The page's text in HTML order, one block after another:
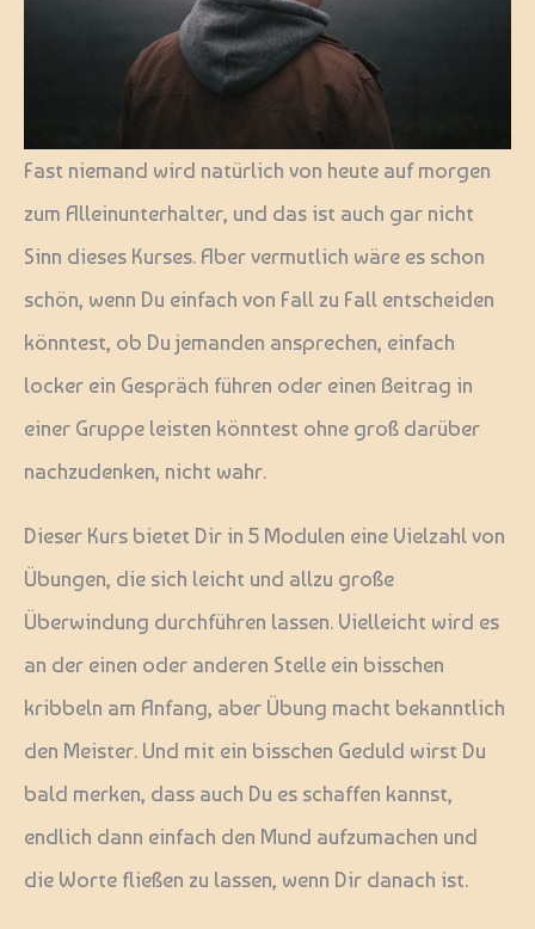
Fast niemand wird natürlich von heute auf morgen
zum Alleinunterhalter, und das ist auch gar nicht
Sinn dieses Kurses. Aber vermutlich wäre es schon
schön, wenn Du einfach von Fall zu Fall entscheiden
könntest, ob Du jemanden ansprechen, einfach
locker ein Gespräch führen oder einen Beitrag in
einer Gruppe leisten könntest ohne groß darüber
nachzudenken, nicht wahr.
Dieser Kurs bietet Dir in 5 Modulen eine Vielzahl von
Übungen, die sich leicht und allzu große
Überwindung durchführen lassen. Vielleicht wird es
an der einen oder anderen Stelle ein bisschen
kribbeln am Anfang, aber Übung macht bekanntlich
den Meister. Und mit ein bisschen Geduld wirst Du
bald merken, dass auch Du es schaffen kannst,
endlich dann einfach den Mund aufzumachen und
die Worte fließen zu lassen, wenn Dir danach ist.